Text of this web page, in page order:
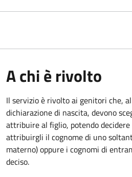
A chi è rivolto
Il servizio è rivolto ai genitori che,
dichiarazione di nascita, devono
attribuire al figlio, potendo decidere
attribuirgli il cognome di uno
materno) oppure i cognomi di
deciso.